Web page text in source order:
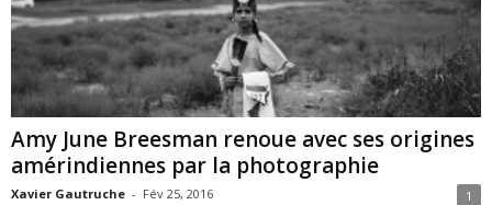
Amy June Breesman renoue avec ses origines
amérindiennes par la photographie
Xavier Gautruche - Fév 25, 2016 1